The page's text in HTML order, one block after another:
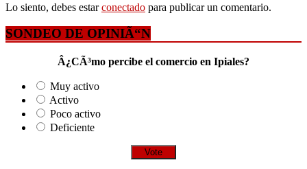
Lo siento, debes estarconectado para publicar un comentario.
SONDEO DE OPINIÃ“N
Â¿CÃ³mo percibe el comercio en Ipiales?
Muy activo
Activo
Poco activo
Deficiente